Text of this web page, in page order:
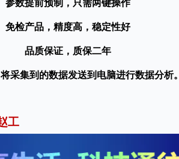
参数提前预制，只需两键操作
免检产品，精度高，稳定性好
品质保证，质保二年
采集到的数据发送到电脑进行数据分析。
工